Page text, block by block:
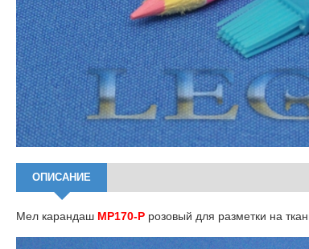
ОПИСАНИЕ
Мел карандаш MP170-P розовый для разметки на